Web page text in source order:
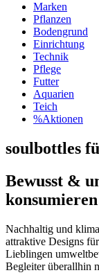
Marken
Pflanzen
Bodengrund
Einrichtung
Technik
Pflege
Futter
Aquarien
Teich
%Aktionen
soulbottles
Bewusst &
konsumieren
Nachhaltig und
attraktive Designs
Lieblingen
Begleiter überallhin